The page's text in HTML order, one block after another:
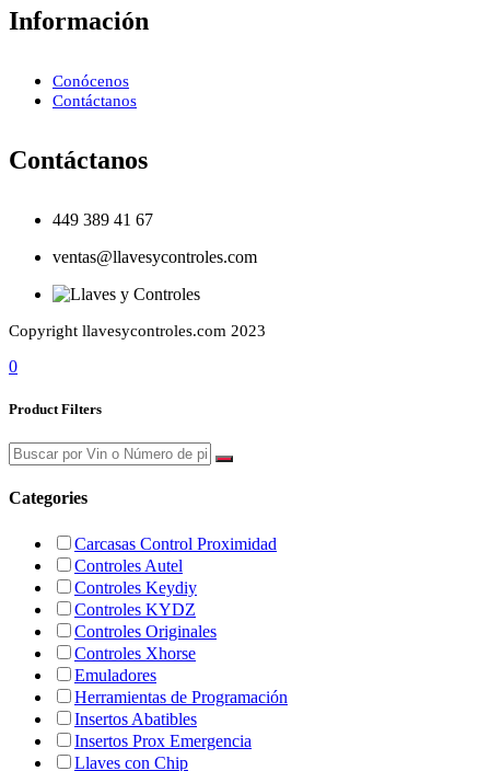
Información
Conócenos
Contáctanos
Contáctanos
449 389 41 67
ventas@llavesycontroles.com
Copyright llavesycontroles.com 2023
0
Product Filters
Categories
Carcasas Control Proximidad
Controles Autel
Controles Keydiy
Controles KYDZ
Controles Originales
Controles Xhorse
Emuladores
Herramientas de Programación
Insertos Abatibles
Insertos Prox Emergencia
Llaves con Chip